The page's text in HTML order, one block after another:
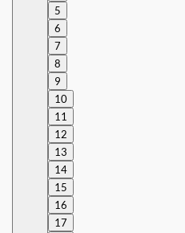
5
6
7
8
9
10
11
12
13
14
15
16
17